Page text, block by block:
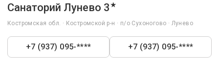
Санаторий Лунево 3★
Костромская обл. · Костромской р-н · п/о Сухоногово · Лунево
+7 (937) 095-**** +7 (937) 095-****